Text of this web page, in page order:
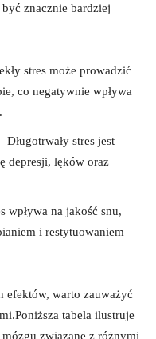
być znacznie bardziej
stres może prowadzić
co negatywnie wpływa
Długotrwały stres jest
depresji, lęków oraz
wpływa na jakość snu,
i restytuowaniem
efektów, warto zauważyć
tabela ilustruje
związane z różnymi